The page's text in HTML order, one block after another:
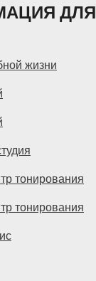
ДЛЯ
жизни
тонирования
тонирования